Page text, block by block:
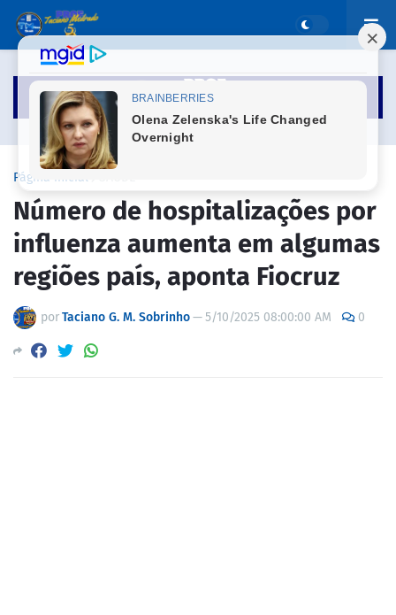
Página inicial
Número de hospitalizações por
influenza aumenta em algumas
regiões país, aponta Fiocruz
porTaciano G. M. Sobrinho—5/10/2025 08:00:00 AM 0